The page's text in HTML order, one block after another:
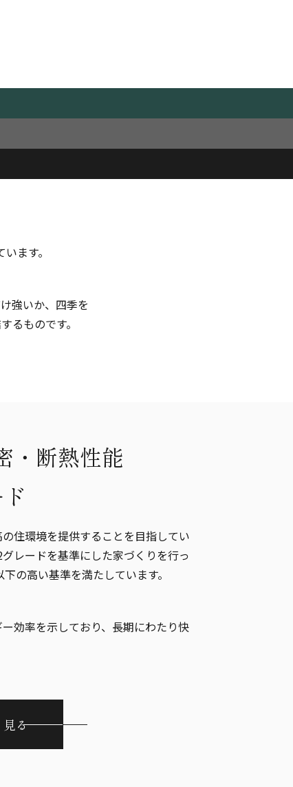
守るもの
ます。
強いか、四季を
るものです。
・断熱性能
住環境を提供することを目指してい
レードを基準にした家づくりを行っ
の高い基準を満たしています。
効率を示しており、長期にわたり快
る